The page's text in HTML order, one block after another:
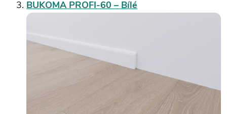
BUKOMA PROFI-60 – Bílé